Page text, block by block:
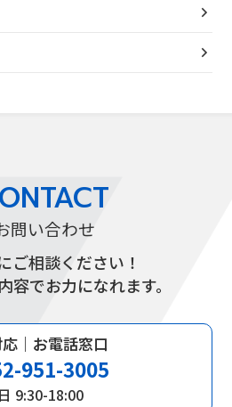
問い合わせ
ご相談ください！
容でお力になれます。
｜お電話窓口
951-3005
9:30-18:00